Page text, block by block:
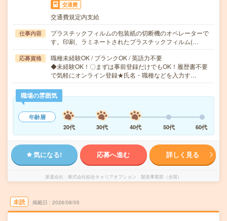
交通費
交通費規定内支給
仕事内容
プラスチックフィルムの包装紙の切断機のオペレーターで
す。印刷、ラミネートされたプラスチックフィルム(…
応募資格
職種未経験OK / ブランクOK / 英語力不要
◆未経験OK！〇まずは事前登録だけでもOK！履歴書不要
で気軽にオンライン登録★氏名・職種などを入力す…
職場の雰囲気
年齢層
20代
30代 40代 50代 60代
気になる! 応募へ進む 詳しく見る
派遣会社 株式会社綜合キャリアオプション 製造事業部（全国）
未読 掲載日 2026/08/05